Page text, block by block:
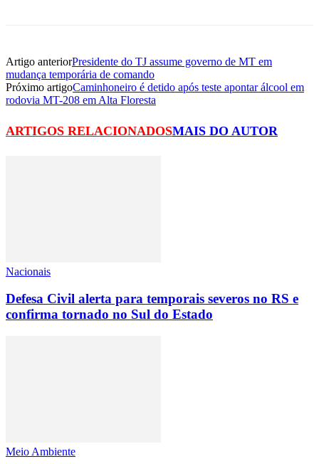
Artigo anteriorPresidente do TJ assume governo de MT em
mudança temporária de comando
Próximo artigoCaminhoneiro é detido após teste apontar álcool em
rodovia MT-208 em Alta Floresta
ARTIGOS RELACIONADOSMAIS DO AUTOR
Nacionais
Defesa Civil alerta para temporais severos no RS e
confirma tornado no Sul do Estado
Meio Ambiente